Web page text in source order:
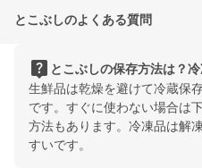
とこぶしのよくある質問
live_help とこぶしの保存方法は？
生鮮品は乾燥を避けて冷蔵保
です。すぐに使わない場合は
方法もあります。冷凍品は解
すいです。